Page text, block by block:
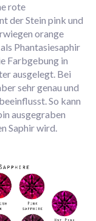
rote
der Stein pink und
orange
Phantasiesaphir
Farbgebung in
ausgelegt. Bei
sehr genau und
So kann
ausgegraben
Saphir wird.